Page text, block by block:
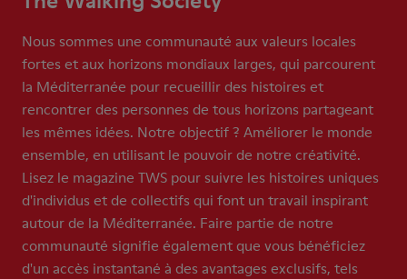
Nous sommes une communauté aux valeurs locales
fortes et aux horizons mondiaux larges, qui parcourent
la Méditerranée pour recueillir des histoires et
rencontrer des personnes de tous horizons partageant
les mêmes idées. Notre objectif ? Améliorer le monde
ensemble, en utilisant le pouvoir de notre créativité.
Lisez le magazine TWS pour suivre les histoires uniques
d'individus et de collectifs qui font un travail inspirant
autour de la Méditerranée. Faire partie de notre
communauté signifie également que vous bénéficiez
d'un accès instantané à des avantages exclusifs, tels